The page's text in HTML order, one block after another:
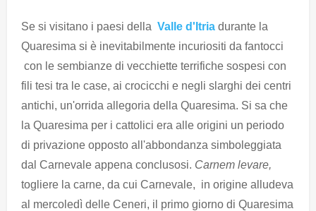
Se si visitano i paesi della Valle d'Itria durante la
Quaresima si è inevitabilmente incuriositi da fantocci
con le sembianze di vecchiette terrifiche sospesi con
fili tesi tra le case, ai crocicchi e negli slarghi dei centri
antichi, un'orrida allegoria della Quaresima. Si sa che
la Quaresima per i cattolici era alle origini un periodo
di privazione opposto all'abbondanza simboleggiata
dal Carnevale appena conclusosi. Carnem levare,
togliere la carne, da cui Carnevale, in origine alludeva
al mercoledì delle Ceneri, il primo giorno di Quaresima